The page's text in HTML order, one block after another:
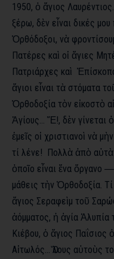
1950, ὁ ἅγιος
ξέρω, δὲν εἶναι δικές
Ὀρθόδοξοι, νὰ
Πατέρες καὶ οἱ ἅγιες
Πατριάρχες καὶ
ἅγιοι εἶναι τὰ στόματα
Ὀρθοδοξία τὸν εἰκοστὸ
Ἁγίους… Ἔ!, δὲν γίνεται
ἐμεῖς οἱ χριστιανοὶ νὰ
τί λένε! Πολλὰ ἀπὸ αὐτὰ
ὁποῖο εἶναι ἕνα
μάθεις τὴν Ὀρθοδοξία.
ἅγιος Σεραφεὶμ τοῦ
ἀόμματος, ἡ ἁγία Ἀλυπία
Κιέβου, ὁ ἅγιος Παΐσιος
Αἰτωλός… Ὅλους αὐτοὺς